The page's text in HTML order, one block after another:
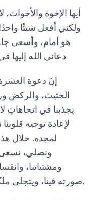
ولكني أفعل شيئًا
هو أمام، وأسعى
دعاني الله إليها في
الحثيث، والركض
يجذبنا في اتجاهاتٍ
لإعادة توجيه
لمجده. خلال
ونصلي،
ومشتتاتنا،
صورته فينا، ويتجلى ملكوته من خلالنا، لكي يعرفه الجميع.